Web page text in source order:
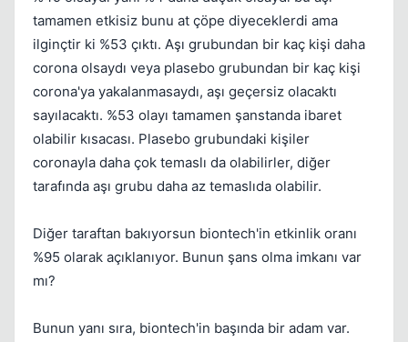
tamamen etkisiz bunu at çöpe diyeceklerdi ama
ilginçtir ki %53 çıktı. Aşı grubundan bir kaç kişi daha
corona olsaydı veya plasebo grubundan bir kaç kişi
corona'ya yakalanmasaydı, aşı geçersiz olacaktı
sayılacaktı. %53 olayı tamamen şanstanda ibaret
olabilir kısacası. Plasebo grubundaki kişiler
coronayla daha çok temaslı da olabilirler, diğer
tarafında aşı grubu daha az temaslıda olabilir.
Diğer taraftan bakıyorsun biontech'in etkinlik oranı
%95 olarak açıklanıyor. Bunun şans olma imkanı var
mı?
Bunun yanı sıra, biontech'in başında bir adam var.